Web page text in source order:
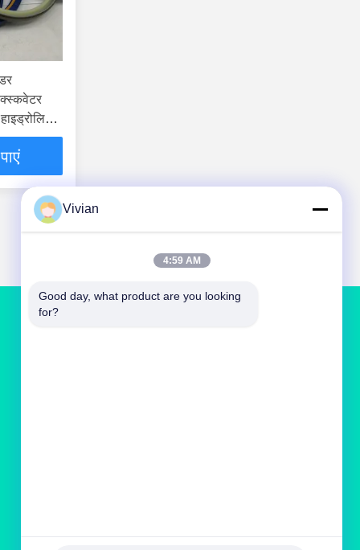
Vivian
4:59 AM
Good day, what product are you looking
for?